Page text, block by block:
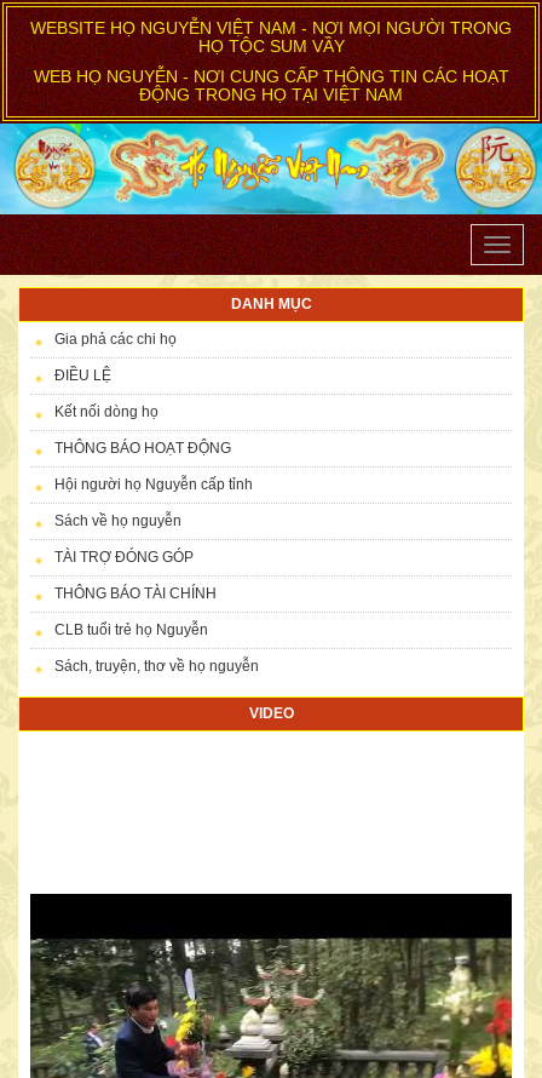
WEBSITE HỌ NGUYỄN VIỆT NAM - NƠI MỌI NGƯỜI TRONG
HỌ TỘC SUM VẦY
WEB HỌ NGUYỄN - NƠI CUNG CẤP THÔNG TIN CÁC HOẠT
ĐỘNG TRONG HỌ TẠI VIỆT NAM
Toggle
DANH MỤC
Gia phả các chi họ
ĐIỀU LỆ
Kết nối dòng họ
THÔNG BÁO HOẠT ĐỘNG
Hội người họ Nguyễn cấp tỉnh
Sách về họ nguyễn
TÀI TRỢ ĐÓNG GÓP
THÔNG BÁO TÀI CHÍNH
CLB tuổi trẻ họ Nguyễn
Sách, truyện, thơ về họ nguyễn
VIDEO